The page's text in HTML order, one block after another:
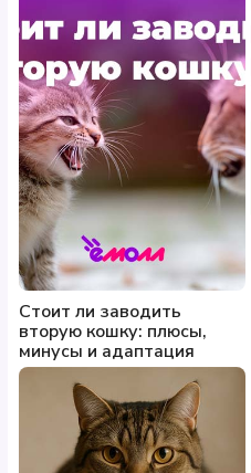
Стоит ли заводить
вторую кошку: плюсы,
минусы и адаптация